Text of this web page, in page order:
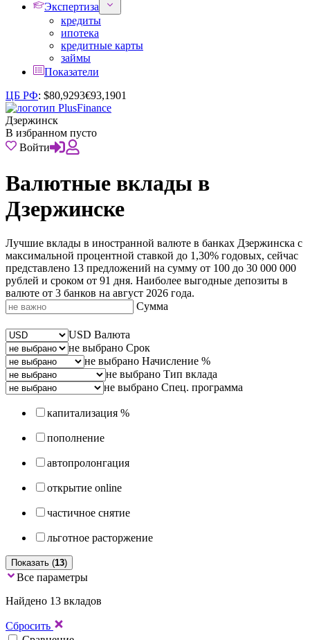
Экспертиза
кредиты
ипотека
кредитные карты
займы
Показатели
ЦБ РФ: $80,9293€93,1901
Дзержинск
В избранном пусто
Войти
Валютные вклады в
Дзержинске
Лучшие вклады в иностранной валюте в банках Дзержинска с
максимальной процентной ставкой до 1,30% годовых, сейчас
представлено 13 предложений на сумму от 100 до 30 000 000
рублей и сроком от 91 дня. Наиболее выгодные депозиты в
валюте от 3 банков на август 2026 года.
Сумма
USD Валюта
не выбрано Срок
не выбрано Начисление %
не выбрано Тип вклада
не выбрано Спец. программа
капитализация %
пополнение
автопролонгация
открытие online
частичное снятие
льготное расторжение
Показать (13)
Все параметры
Найдено 13 вкладов
Сбросить